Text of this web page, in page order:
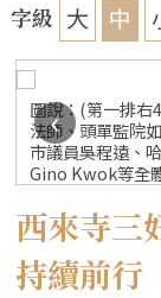
字級 大 中
圖說：(第一排右
法師、頭單監院
市議員吳程遠、
Gino Kwok等全
‹
西來寺
持續前行